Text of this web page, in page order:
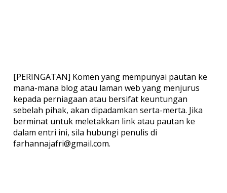
[PERINGATAN] Komen yang mempunyai pautan ke
mana-mana blog atau laman web yang menjurus
kepada perniagaan atau bersifat keuntungan
sebelah pihak, akan dipadamkan serta-merta. Jika
berminat untuk meletakkan link atau pautan ke
dalam entri ini, sila hubungi penulis di
farhannajafri@gmail.com.